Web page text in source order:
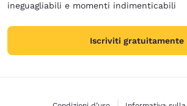
ineguagliabili e momenti indimenticabili
Iscriviti gratuitamente